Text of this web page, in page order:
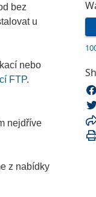
bez
u
nebo
FTP.
nejdříve
z nabídky